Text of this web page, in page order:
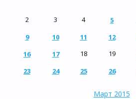
2
3 4 5
9
10 11 12
16
17 18 19
23
24 25 26
Март 2015